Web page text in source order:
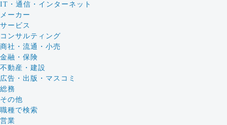
IT・通信・インターネット
メーカー
サービス
コンサルティング
商社・流通・小売
金融・保険
不動産・建設
広告・出版・マスコミ
総務
その他
職種で検索
営業